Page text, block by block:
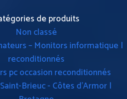
de produits
Non classé
– Monitors informatique |
reconditionnés
pc occasion reconditionnés
Brieuc - Côtes d'Armor |